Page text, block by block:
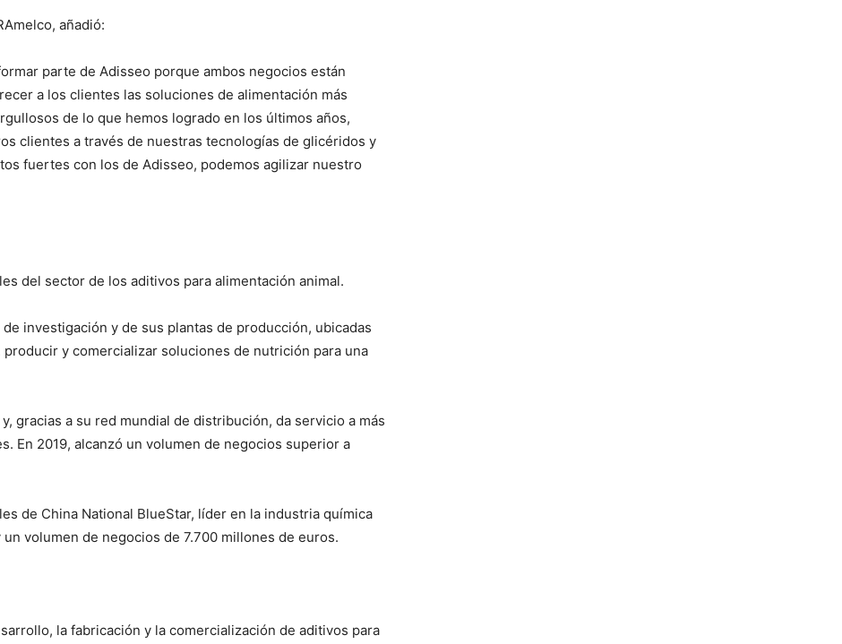
añadió:
parte de Adisseo porque ambos negocios están
a los clientes las soluciones de alimentación más
de lo que hemos logrado en los últimos años,
clientes a través de nuestras tecnologías de glicéridos y
fuertes con los de Adisseo, podemos agilizar nuestro
del sector de los aditivos para alimentación animal.
investigación y de sus plantas de producción, ubicadas
producir y comercializar soluciones de nutrición para una
gracias a su red mundial de distribución, da servicio a más
En 2019, alcanzó un volumen de negocios superior a
de China National BlueStar, líder en la industria química
volumen de negocios de 7.700 millones de euros.
la fabricación y la comercialización de aditivos para